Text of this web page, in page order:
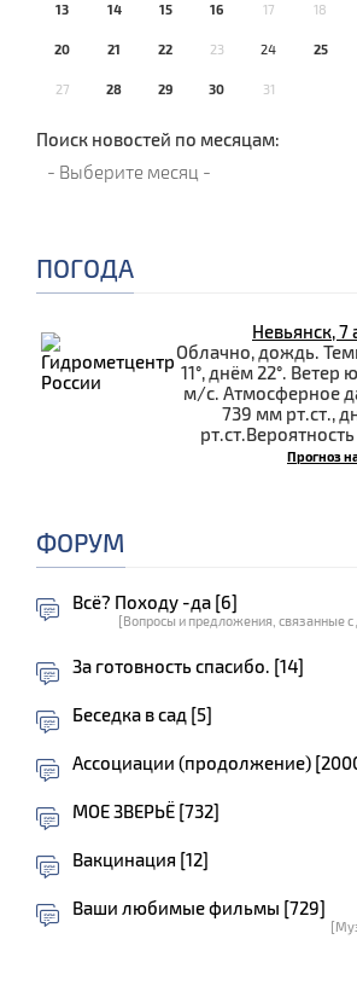
13 14 15 16 17 18
20 21 22 23 24 25
27 28 29 30 31
Поиск новостей по месяцам:
ПОГОДА
Невьянск, 7
Облачно, дождь.
11°, днём 22°.
м/с. Атмосферное
739 мм рт.ст.,
Прогноз
ФОРУМ
Всё? Походу -да [6]
[Вопросы и предложения, связанные
За готовность спасибо. [14]
Беседка в сад [5]
Ассоциации (продолжение)
МОЕ ЗВЕРЬЁ [732]
Вакцинация [12]
Ваши любимые фильмы [729]